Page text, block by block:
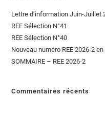
Lettre d’information Juin-Juillet
REE Sélection N°41
REE Sélection N°40
Nouveau numéro REE 2026-2
SOMMAIRE – REE 2026-2
Commentaires récents